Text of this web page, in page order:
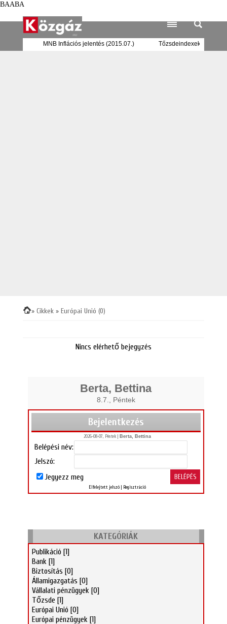
BAABA
MNB Inflációs jelentés (2015.07.) Tőzsdeindexek
» Cikkek » Európai Unió (0)
Nincs elérhető bejegyzés
Berta, Bettina
8.7., Péntek
Bejelentkezés
2026-08-07, Péntek | Berta, Bettina
Belépési név:
Jelszó:
Jegyezz meg
Elfelejtett jelszó| Regisztráció
KATEGÓRIÁK
Publikáció [1]
Bank [1]
Biztosítás [0]
Államigazgatás [0]
Vállalati pénzügyek [0]
Tőzsde [1]
Európai Unió [0]
Európai pénzügyek [1]